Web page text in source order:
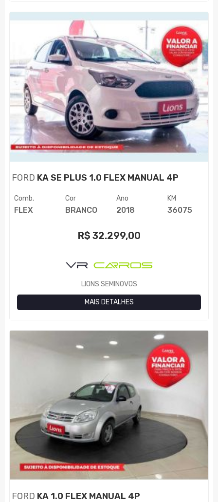
FORD KA SE PLUS 1.0 FLEX MANUAL 4P
Comb.
FLEX
Cor
BRANCO
Ano
2018
KM
36075
R$ 32.299,00
LIONS SEMINOVOS
MAIS DETALHES
FORD KA 1.0 FLEX MANUAL 4P